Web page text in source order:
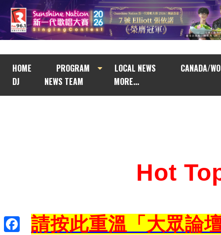
HOME PROGRAM LOCAL NEWS
CANADA/
DJ
NEWS TEAM MORE...
Hot
請按此重溫「大眾論